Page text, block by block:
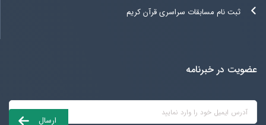
ثبت نام مسابقات سراسری قرآن کریم
عضویت در خبرنامه